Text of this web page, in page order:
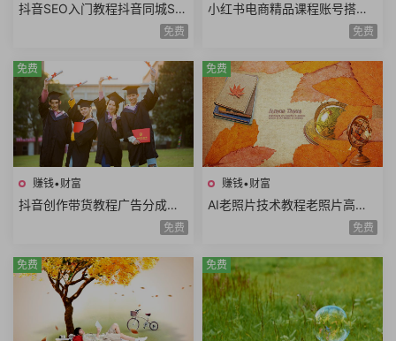
抖音SEO入门教程抖音同城SE
O优化技巧关键词挖掘抖音搜
免费
小红书电商精品课程账号搭建
店铺开通选品技巧拍摄剪辑店
免费
赚钱•财富
抖音创作带货教程广告分成计
划高清视频拍摄AI类APP使用
免费
免费
赚钱•财富
AI老照片技术教程老照片高清
修复动作视频说话视频黑白照
免费
免费
免费 免费